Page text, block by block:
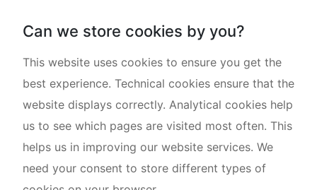
Can we store cookies by you?
This website uses cookies to ensure you get the
best experience. Technical cookies ensure that the
website displays correctly. Analytical cookies help
us to see which pages are visited most often. This
helps us in improving our website services. We
need your consent to store different types of